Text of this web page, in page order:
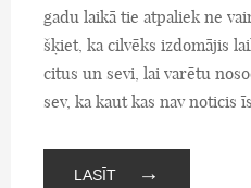
gadu laikā tie atpaliek ne
šķiet, ka cilvēks izdomājis
citus un sevi, lai varētu
sev, ka kaut kas nav noticis
LASĪT →